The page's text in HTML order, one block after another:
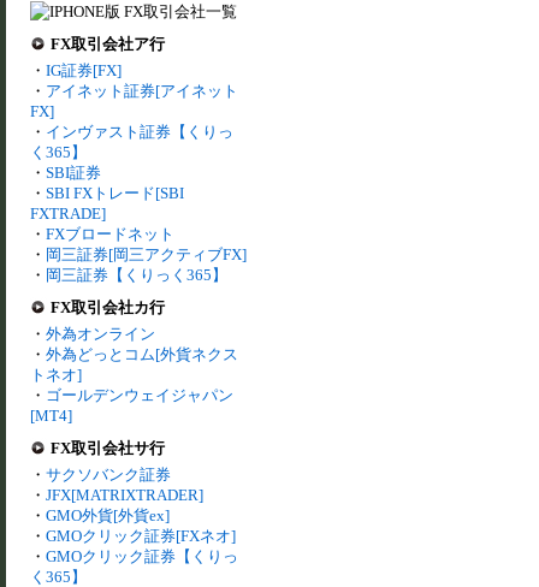
FX取引会社ア行
・ IG証券[FX]
・ アイネット証券[アイネット
FX]
・ インヴァスト証券【くりっ
く365】
・ SBI証券
・ SBI FXトレード[SBI
FXTRADE]
・ FXブロードネット
・ 岡三証券[岡三アクティブFX]
・ 岡三証券【くりっく365】
FX取引会社カ行
・ 外為オンライン
・ 外為どっとコム[外貨ネクス
トネオ]
・ ゴールデンウェイジャパン
[MT4]
FX取引会社サ行
・ サクソバンク証券
・ JFX[MATRIXTRADER]
・ GMO外貨[外貨ex]
・ GMOクリック証券[FXネオ]
・ GMOクリック証券【くりっ
く365】